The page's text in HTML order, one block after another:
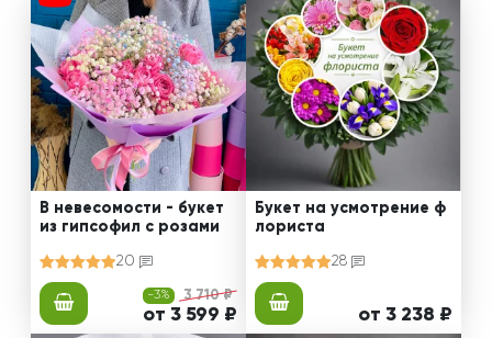
В невесомости - букет
из гипсофил с розами
20
-3% 3 710 ₽
от 3 599 ₽
Букет на усмотрение ф
лориста
28
от 3 238 ₽